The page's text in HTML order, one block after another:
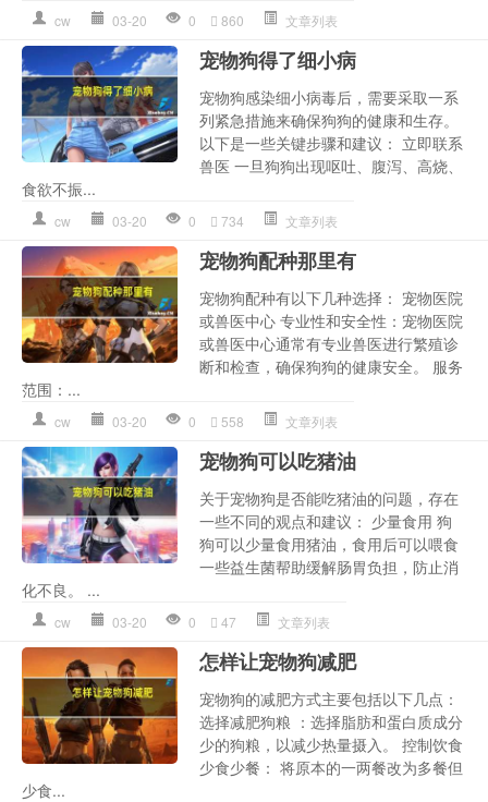
cw 03-20 0 860 文章列表
宠物狗得了细小病
宠物狗感染细小病毒后，需要采取一系
列紧急措施来确保狗狗的健康和生存。
以下是一些关键步骤和建议： 立即联系
兽医 一旦狗狗出现呕吐、腹泻、高烧、
食欲不振...
cw 03-20 0 734 文章列表
宠物狗配种那里有
宠物狗配种有以下几种选择： 宠物医院
或兽医中心 专业性和安全性：宠物医院
或兽医中心通常有专业兽医进行繁殖诊
断和检查，确保狗狗的健康安全。 服务
范围：...
cw 03-20 0 558 文章列表
宠物狗可以吃猪油
关于宠物狗是否能吃猪油的问题，存在
一些不同的观点和建议： 少量食用 狗
狗可以少量食用猪油，食用后可以喂食
一些益生菌帮助缓解肠胃负担，防止消
化不良。 ...
cw 03-20 0 47 文章列表
怎样让宠物狗减肥
宠物狗的减肥方式主要包括以下几点：
选择减肥狗粮 ：选择脂肪和蛋白质成分
少的狗粮，以减少热量摄入。 控制饮食
少食少餐： 将原本的一两餐改为多餐但
少食...